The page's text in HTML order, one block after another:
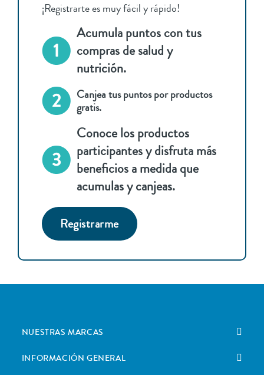
¡Registrarte es muy fácil y rápido!
Acumula puntos con tus
compras de salud y
nutrición.
Canjea tus puntos por productos
gratis.
Conoce los productos
participantes y disfruta más
beneficios a medida que
acumulas y canjeas.
Registrarme
NUESTRAS MARCAS
INFORMACIÓN GENERAL